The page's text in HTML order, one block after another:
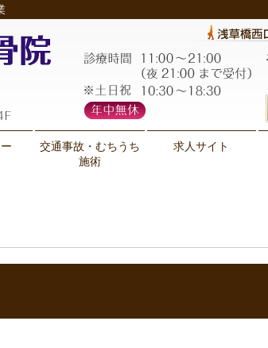
交通事故・むちうち
施術
求人サイト